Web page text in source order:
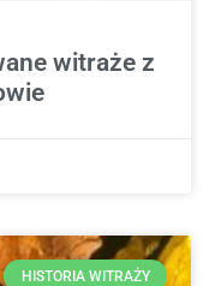
witraże z
HISTORIA WITRAŻY